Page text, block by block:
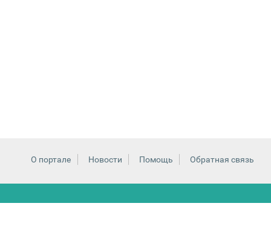
О портале Новости Помощь Обратная связь